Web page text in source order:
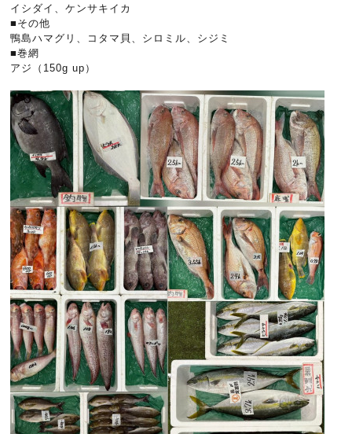
イシダイ、ケンサキイカ
■その他
鴨島ハマグリ、コタマ貝、シロミル、シジミ
■巻網
アジ（150g up）